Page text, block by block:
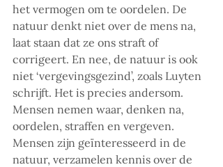
het vermogen om te oordelen. De
natuur denkt niet over de mens na,
laat staan dat ze ons straft of
corrigeert. En nee, de natuur is ook
niet ‘vergevingsgezind’, zoals Luyten
schrijft. Het is precies andersom.
Mensen nemen waar, denken na,
oordelen, straffen en vergeven.
Mensen zijn geïnteresseerd in de
natuur, verzamelen kennis over de